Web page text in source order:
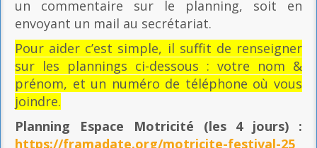
un commentaire sur le planning, soit en
envoyant un mail au secrétariat.
Pour aider c’est simple, il suffit de renseigner
sur les plannings ci-dessous : votre nom &
prénom, et un numéro de téléphone où vous
joindre.
Planning Espace Motricité (les 4 jours) :
https://framadate.org/motricite-festival-25